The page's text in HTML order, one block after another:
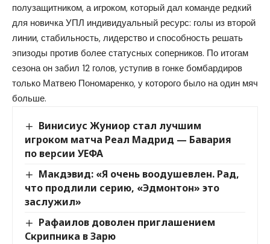
полузащитником, а игроком, который дал команде редкий
для новичка УПЛ индивидуальный ресурс: голы из второй
линии, стабильность, лидерство и способность решать
эпизоды против более статусных соперников. По итогам
сезона он забил 12 голов, уступив в гонке бомбардиров
только Матвею Пономаренко, у которого было на один мяч
больше.
Винисиус Жуниор стал лучшим
игроком матча Реал Мадрид — Бавария
по версии УЕФА
Макдэвид: «Я очень воодушевлен. Рад,
что продлили серию, «Эдмонтон» это
заслужил»
Рафаилов доволен приглашением
Скрипника в Зарю